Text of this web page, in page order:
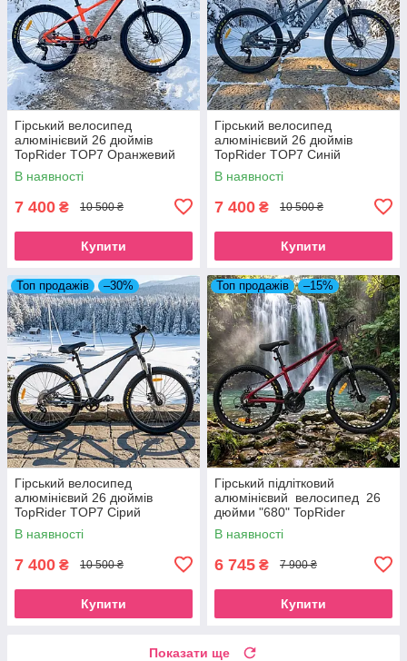
Гірський велосипед
алюмінієвий 26 дюймів
TopRider TOP7 Оранжевий
В наявності
7 400 ₴ 10 500 ₴
Купити
Гірський велосипед
алюмінієвий 26 дюймів
TopRider TOP7 Синій
В наявності
7 400 ₴ 10 500 ₴
Купити
Топ продажів –30%
Гірський велосипед
алюмінієвий 26 дюймів
TopRider TOP7 Сірий
В наявності
7 400 ₴ 10 500 ₴
Купити
Топ продажів –15%
Гірський підлітковий
алюмінієвий велосипед 26
дюйми "680" TopRider
В наявності
6 745 ₴ 7 900 ₴
Купити
Показати ще